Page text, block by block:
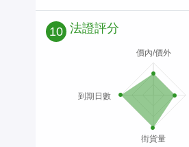
10 法證評分
價內/價外
街貨量
到期日數